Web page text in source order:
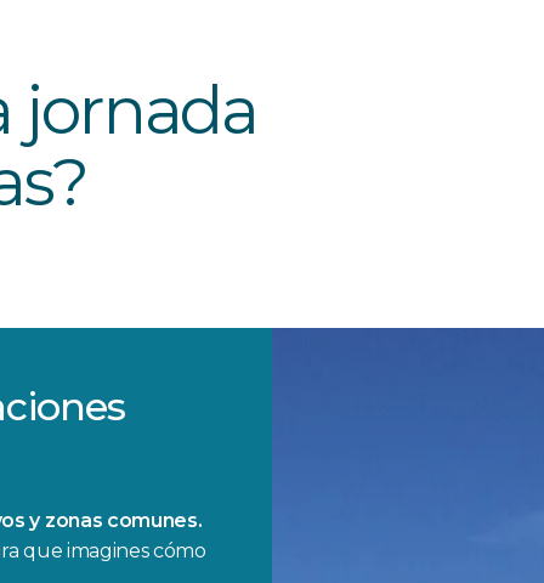
jornada
y zonas comunes.
que imagines cómo